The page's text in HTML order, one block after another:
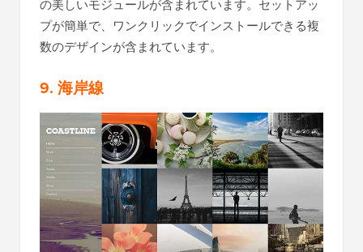
の美しいモジュールが含まれています。セットアッ
プが簡単で、ワンクリックでインストールできる複
数のデザインが含まれています。
9. 海岸線